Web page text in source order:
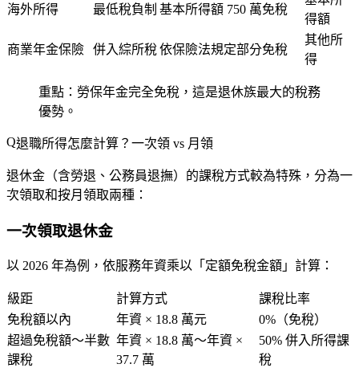
海外所得 最低稅負制 基本所得額 750 萬免稅
得額
商業年金保險 併入綜所稅 依保險法規定部分免稅
其他所
得
重點 ：勞保年金完全免稅，這是退休族最大的稅務
優勢。
退職所得怎麼計算？一次領 vs 月領
退休金（含勞退、公務員退撫）的課稅方式較為特殊，分為一
次領取和按月領取兩種：
一次領取退休金
以 2026 年為例，依服務年資乘以「定額免稅金額」計算：
級距 計算方式
課稅比率
免稅額以內
年資 × 18.8 萬元
0%（免稅）
超過免稅額～半數
課稅
年資 × 18.8 萬～年資 ×
37.7 萬
50% 併入所得課
稅